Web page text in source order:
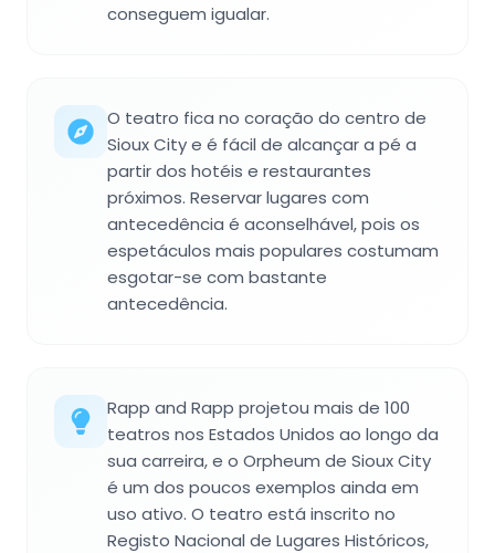
conseguem igualar.
O teatro fica no coração do centro de
Sioux City e é fácil de alcançar a pé a
partir dos hotéis e restaurantes
próximos. Reservar lugares com
antecedência é aconselhável, pois os
espetáculos mais populares costumam
esgotar-se com bastante
antecedência.
Rapp and Rapp projetou mais de 100
teatros nos Estados Unidos ao longo da
sua carreira, e o Orpheum de Sioux City
é um dos poucos exemplos ainda em
uso ativo. O teatro está inscrito no
Registo Nacional de Lugares Históricos,